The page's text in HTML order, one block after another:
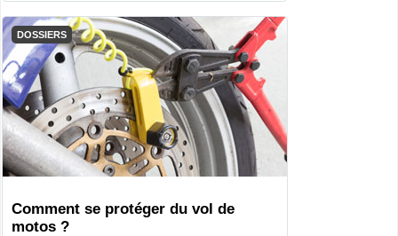
DOSSIERS
Comment se protéger du vol de
motos ?